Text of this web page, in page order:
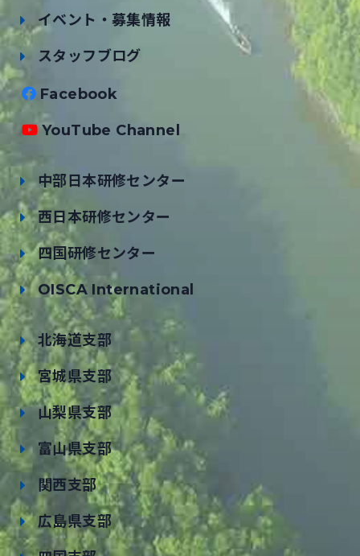
イベント・募集情報
スタッフブログ
Facebook
YouTube Channel
中部日本研修センター
西日本研修センター
四国研修センター
OISCA International
北海道支部
宮城県支部
山梨県支部
富山県支部
関西支部
広島県支部